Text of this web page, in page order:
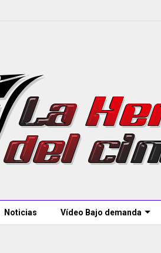
Noticias Vídeo Bajo demanda